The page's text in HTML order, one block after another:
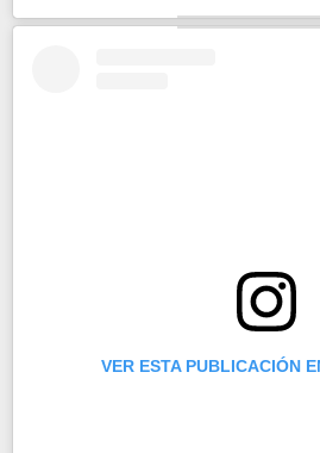
VER ESTA PUBLICACIÓN